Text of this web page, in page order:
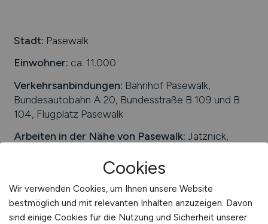
Gewerbe allgemein
Industrie allgemein
Wirtschaft allgemein
Sonstige
Stadt: Pasewalk
Einwohner: ca. 11.000
Verkehrsanbindungen: Bahnhof Pasewalk,
Bundesautobahn A 20, Bundesstraße B 109 und B
104, Flugplatz Pasewalk
Arbeiten in der Nähe von Pasewalk: Jatznick,
Rollwitz, Vorpommern-Greifswald, Polzow,
Beliebte Jobs inPasewalk/Branchen:Flugzeugbau,
Produktion, Dienstleistungen, Maschinenbau
Cookies
Wir verwenden Cookies, um Ihnen unsere Website
bestmöglich und mit relevanten Inhalten anzuzeigen. Davon
sind einige Cookies für die Nutzung und Sicherheit unserer